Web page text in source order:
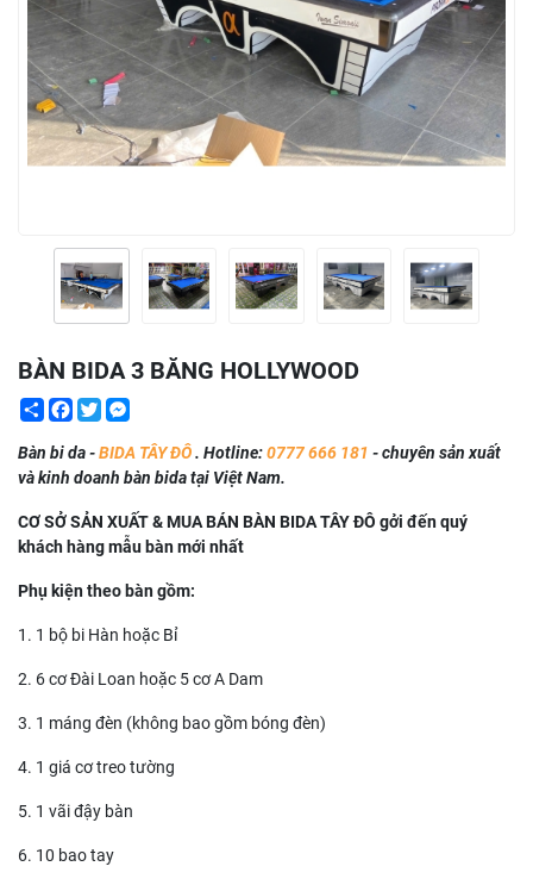
BÀN BIDA 3 BĂNG HOLLYWOOD
ShareFacebook
Twitter
Bàn bi da -BIDA TÂY ĐÔ. Hotline:0777 666 181 - chuyên sản xuất
và kinh doanh bàn bida tại Việt Nam.
CƠ SỞ SẢN XUẤT & MUA BÁN BÀN BIDA TÂY ĐÔ gởi đến quý
khách hàng mẫu bàn mới nhất
Phụ kiện theo bàn gồm:
1. 1 bộ bi Hàn hoặc Bỉ
2. 6 cơ Đài Loan hoặc 5 cơ A Dam
3. 1 máng đèn (không bao gồm bóng đèn)
4. 1 giá cơ treo tường
5. 1 vãi đậy bàn
6. 10 bao tay